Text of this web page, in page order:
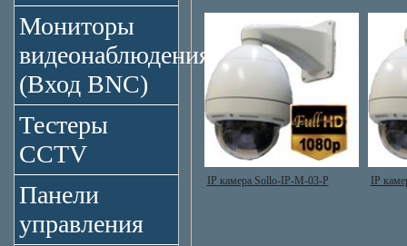
Мониторы
видеонаблюдения
(Вход BNC)
Тестеры
CCTV
Панели
управления
IP камера Sollo-IP-M-03-P IP